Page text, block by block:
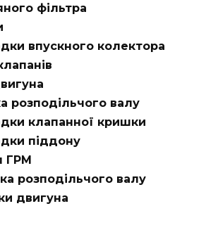
фільтра
впускного колектора
розподільчого валу
клапанної кришки
піддону
ГРМ
розподільчого валу
двигуна